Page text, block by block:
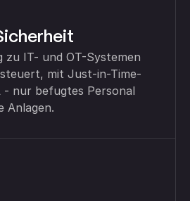
zu IT- und OT-Systemen
mit Just-in-Time-
- nur befugtes Personal
Anlagen.